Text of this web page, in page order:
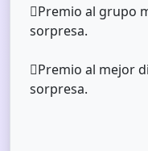
Premio al grupo
sorpresa.
Premio al mejor
sorpresa.